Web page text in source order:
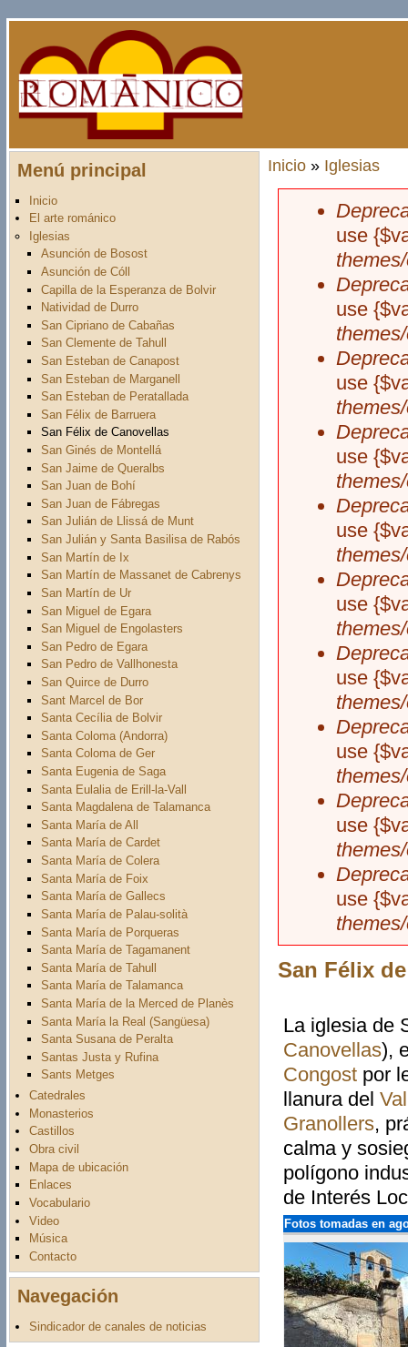
Menú principal
Inicio
El arte románico
Iglesias
Asunción de Bosost
Asunción de Cóll
Capilla de la Esperanza de Bolvir
Natividad de Durro
San Cipriano de Cabañas
San Clemente de Tahull
San Esteban de Canapost
San Esteban de Marganell
San Esteban de Peratallada
San Félix de Barruera
San Félix de Canovellas
San Ginés de Montellá
San Jaime de Queralbs
San Juan de Bohí
San Juan de Fábregas
San Julián de Llissá de Munt
San Julián y Santa Basilisa de Rabós
San Martín de Ix
San Martín de Massanet de Cabrenys
San Martín de Ur
San Miguel de Egara
San Miguel de Engolasters
San Pedro de Egara
San Pedro de Vallhonesta
San Quirce de Durro
Sant Marcel de Bor
Santa Cecília de Bolvir
Santa Coloma (Andorra)
Santa Coloma de Ger
Santa Eugenia de Saga
Santa Eulalia de Erill-la-Vall
Santa Magdalena de Talamanca
Santa María de All
Santa María de Cardet
Santa María de Colera
Santa María de Foix
Santa María de Gallecs
Santa María de Palau-solità
Santa María de Porqueras
Santa María de Tagamanent
Santa María de Tahull
Santa María de Talamanca
Santa María de la Merced de Planès
Santa María la Real (Sangüesa)
Santa Susana de Peralta
Santas Justa y Rufina
Sants Metges
Catedrales
Monasterios
Castillos
Obra civil
Mapa de ubicación
Enlaces
Vocabulario
Video
Música
Contacto
Navegación
Sindicador de canales de noticias
Usted está aquí
Inicio» Iglesias
Mensaje
use
use
use
use
use
use
use
use
use
use
San Félix
La iglesia de
Canovellas),
Congost por
llanura del
Granollers,
calma y
polígono
de Interés
Fotos tomadas en